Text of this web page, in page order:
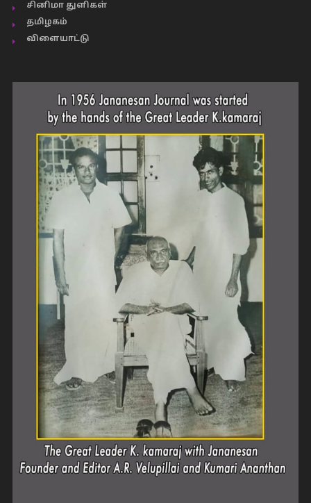
சினிமா துளிகள்
தமிழகம்
விளையாட்டு